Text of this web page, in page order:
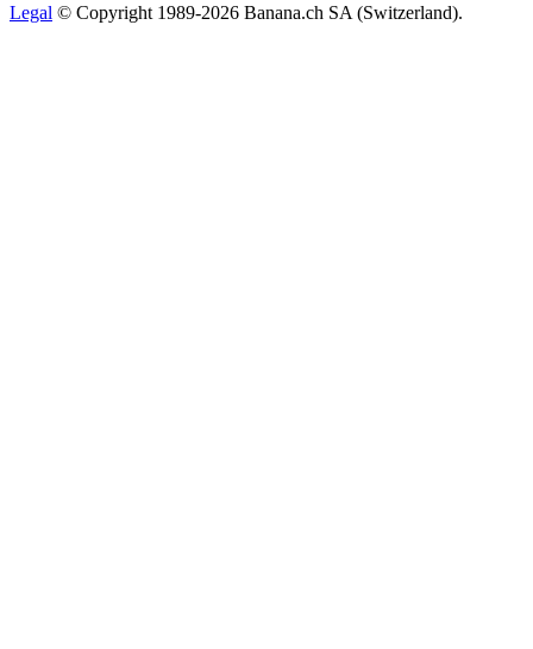
Legal © Copyright 1989-2026 Banana.ch SA (Switzerland).